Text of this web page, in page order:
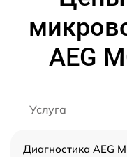
AEG
Услуга
Диагностика AEG